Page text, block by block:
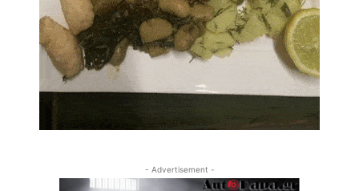
- Advertisement -